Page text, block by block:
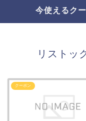
今使えるク
リストッ
クーポン